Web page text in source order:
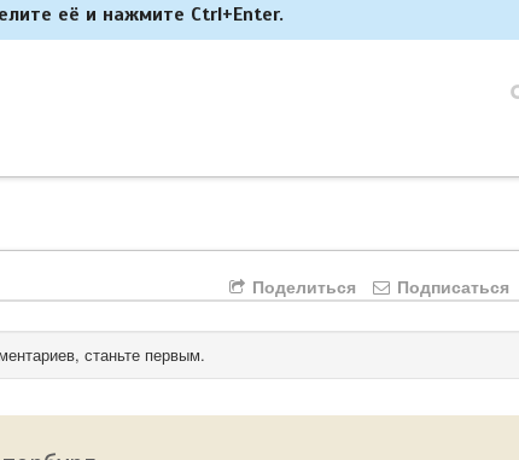
её и нажмите Ctrl+Enter.
Подписаться
Поделиться
станьте первым.